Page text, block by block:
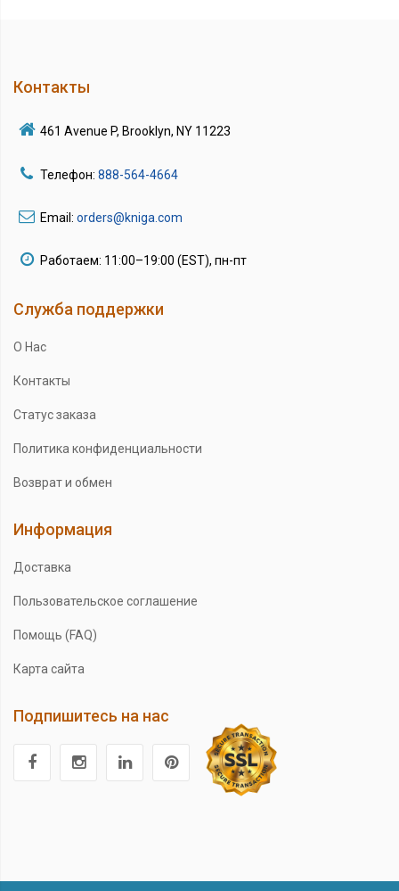
Контакты
461 Avenue P, Brooklyn, NY 11223
Телефон: 888-564-4664
Email: orders@kniga.com
Работаем: 11:00–19:00 (EST), пн-пт
Служба поддержки
О Нас
Контакты
Статус заказа
Политика конфиденциальности
Возврат и обмен
Информация
Доставка
Пользовательское соглашение
Помощь (FAQ)
Карта сайта
Подпишитесь на нас